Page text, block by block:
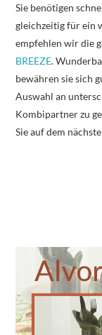
Sie benötigen
gleichzeitig für ein
empfehlen wir die
BREEZE.
bewähren sie sich
Auswahl an
Kombipartner zu
Sie auf dem